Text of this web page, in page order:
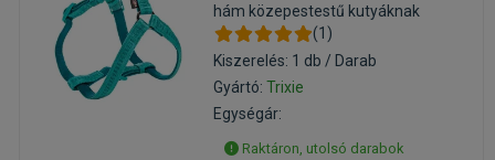
hám közepestestű kutyáknak
(1)
Kiszerelés: 1 db / Darab
Gyártó: Trixie
Egységár:
Raktáron, utolsó darabok